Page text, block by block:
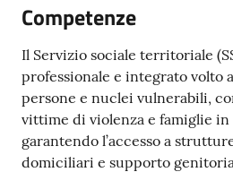
Competenze
Il Servizio sociale territoriale
professionale e integrato volto
persone e nuclei vulnerabili,
vittime di violenza e famiglie in
garantendo l’accesso a
domiciliari e supporto